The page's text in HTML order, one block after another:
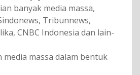
banyak media massa,
Tribunnews,
CNBC Indonesia dan lain-
massa dalam bentuk